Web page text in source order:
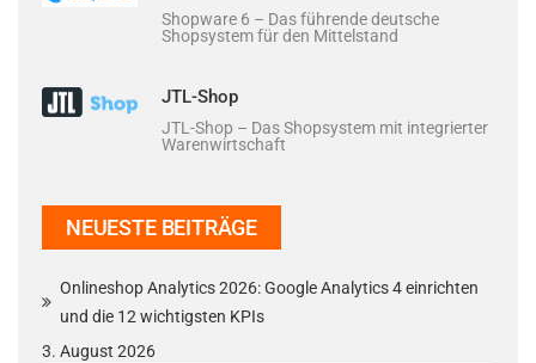
Shopware 6 – Das führende deutsche
Shopsystem für den Mittelstand
JTL-Shop
JTL-Shop – Das Shopsystem mit integrierter
Warenwirtschaft
NEUESTE BEITRÄGE
Onlineshop Analytics 2026: Google Analytics 4 einrichten
und die 12 wichtigsten KPIs
3. August 2026